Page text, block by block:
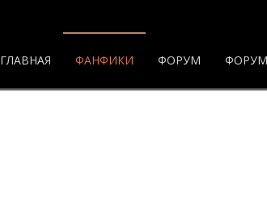
ГЛАВНАЯ ФАНФИКИ ФОРУМ